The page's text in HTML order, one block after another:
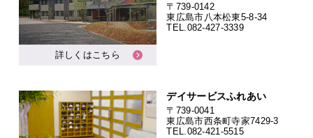
詳しくはこちら
〒739-0142
東広島市八本松東5-8-34
TEL. 082-427-3339
デイサービスふれあい
〒739-0041
東広島市西条町寺家7429-3
TEL.082-421-5515